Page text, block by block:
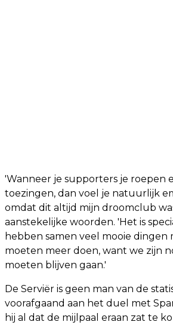
'Wanneer je supporters je roepen
toezingen, dan voel je natuurlijk
omdat dit altijd mijn droomclub
aanstekelijke woorden. 'Het is
hebben samen veel mooie dingen
moeten meer doen, want we zijn
moeten blijven gaan.'
De Serviër is geen man van de
voorafgaand aan het duel met
hij al dat de mijlpaal eraan zat te